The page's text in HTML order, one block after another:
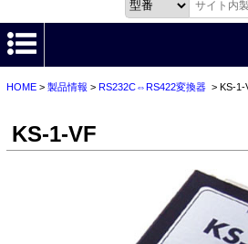
HOME
各種ダウンロー
お客様サポート
HOME> 製品情報 > RS232C⇔RS422変換器> KS-1-
KS-1-VF